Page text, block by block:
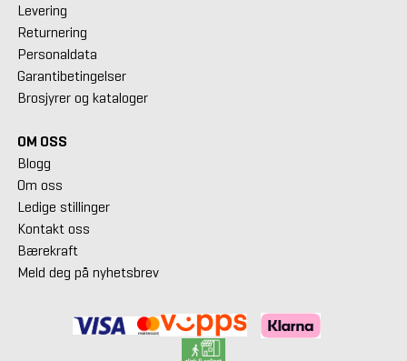
Levering
Returnering
Personaldata
Garantibetingelser
Brosjyrer og kataloger
OM OSS
Blogg
Om oss
Ledige stillinger
Kontakt oss
Bærekraft
Meld deg på nyhetsbrev